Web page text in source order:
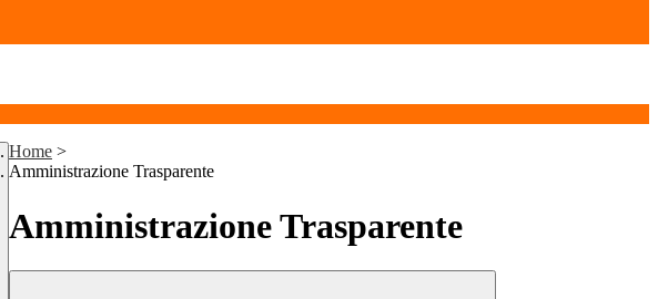
Home >
Amministrazione Trasparente
Amministrazione Trasparente